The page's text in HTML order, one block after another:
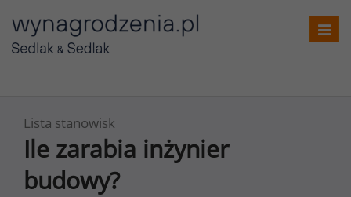
Lista stanowisk
Ile zarabia inżynier
budowy?